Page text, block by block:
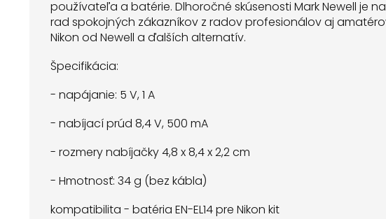
používateľa a batérie. Dlhoročné skúsenosti Mark Newell je
rad spokojných zákazníkov z radov profesionálov aj
Nikon od Newell a ďalších alternatív.
Špecifikácia:
- napájanie: 5 V, 1 A
- nabíjací prúd 8,4 V, 500 mA
- rozmery nabíjačky 4,8 x 8,4 x 2,2 cm
- Hmotnosť: 34 g (bez kábla)
kompatibilita - batéria EN-EL14 pre Nikon kit